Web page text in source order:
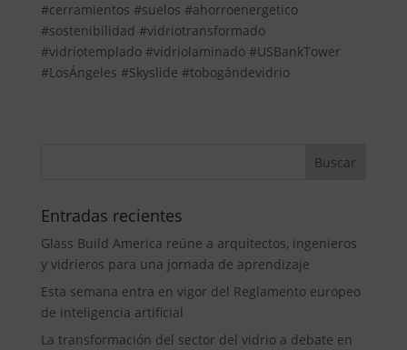
#cerramientos #suelos #ahorroenergetico
#sostenibilidad #vidriotransformado
#vidriotemplado #vidriolaminado #USBankTower
#LosÁngeles #Skyslide #tobogándevidrio
Entradas recientes
Glass Build America reúne a arquitectos, ingenieros
y vidrieros para una jornada de aprendizaje
Esta semana entra en vigor del Reglamento europeo
de inteligencia artificial
La transformación del sector del vidrio a debate en